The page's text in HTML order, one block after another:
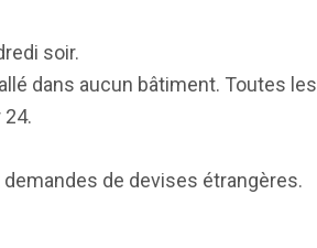
soir.
dans aucun bâtiment. Toutes les
de devises étrangères.